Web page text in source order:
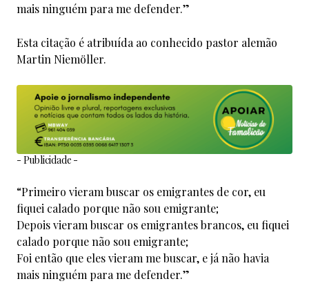
mais ninguém para me defender.”
Esta citação é atribuída ao conhecido pastor alemão
Martin Niemöller.
- Publicidade -
“Primeiro vieram buscar os emigrantes de cor, eu
fiquei calado porque não sou emigrante;
Depois vieram buscar os emigrantes brancos, eu fiquei
calado porque não sou emigrante;
Foi então que eles vieram me buscar, e já não havia
mais ninguém para me defender.”